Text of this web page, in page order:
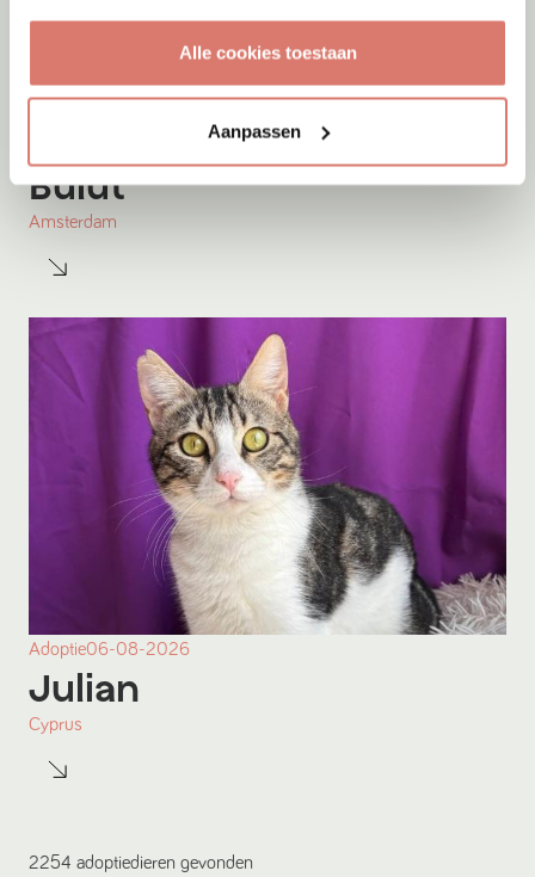
Alle cookies toestaan
Aanpassen
Bulut
Amsterdam
Adoptie06-08-2026
Julian
Cyprus
2254 adoptiedieren gevonden